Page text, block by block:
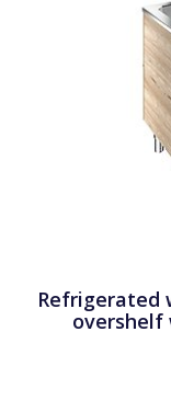
Refrigerated
overshelf